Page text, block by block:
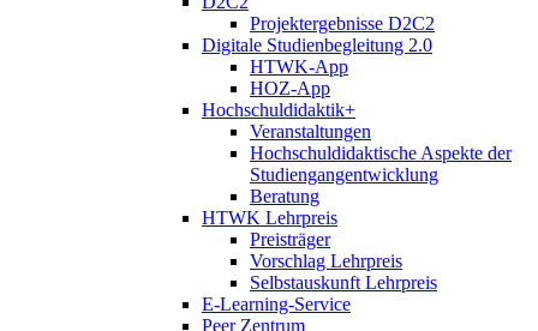
Projektergebnisse D2C2
Digitale Studienbegleitung 2.0
HTWK-App
HOZ-App
Hochschuldidaktik+
Veranstaltungen
Hochschuldidaktische Aspekte der
Studiengangentwicklung
Beratung
HTWK Lehrpreis
Preisträger
Vorschlag Lehrpreis
Selbstauskunft Lehrpreis
E-Learning-Service
Peer Zentrum